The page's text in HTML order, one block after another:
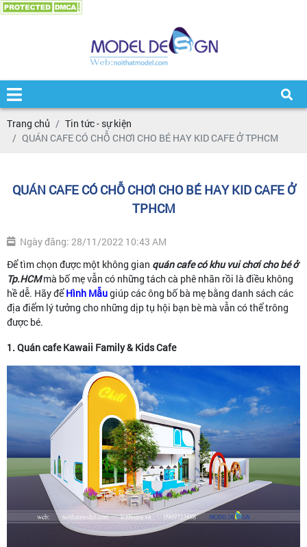
Trang chủ
Tin tức - sự kiện
QUÁN CAFE CÓ CHỖ CHƠI CHO BÉ HAY KID CAFE Ở TPHCM
QUÁN CAFE CÓ CHỖ CHƠI CHO BÉ HAY KID CAFE Ở
TPHCM
Ngày đăng: 28/11/2022 10:43 AM
Để tìm chọn được một không gian quán cafe có khu vui chơi cho bé ở
Tp.HCMmà bố mẹ vẫn có những tách cà phê nhãn rồi là điều không
hề dễ. Hãy đểHình Mẫugiúp các ông bố bà mẹ bằng danh sách các
địa điểm lý tưởng cho những dịp tụ hội bạn bè mà vẫn có thể trông
được bé.
1. Quán cafe Kawaii Family & Kids Cafe